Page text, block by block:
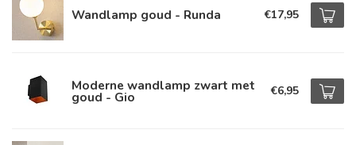
Wandlamp goud - Runda €17,95
Moderne wandlamp zwart met
goud - Gio €6,95